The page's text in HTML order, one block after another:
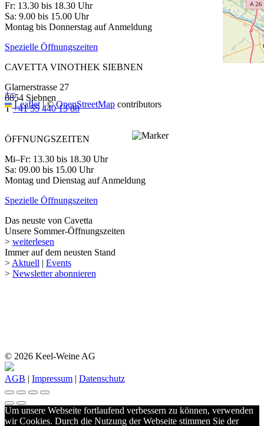
+−
Leaflet |©OpenStreetMap contributors
Fr: 13.30 bis 18.30 Uhr
Sa: 9.00 bis 15.00 Uhr
Montag bis Donnerstag auf Anmeldung
Spezielle Öffnungszeiten
CAVETTA VINOTHEK SIEBNEN
Glarnerstrasse 27
8854 Siebnen
T+41 55 440 13 88
ÖFFNUNGSZEITEN
Mi–Fr: 13.30 bis 18.30 Uhr
Sa: 09.00 bis 15.00 Uhr
Montag und Dienstag auf Anmeldung
Spezielle Öffnungszeiten
Das neuste von Cavetta
Unsere Sommer-Öffnungszeiten
> weiterlesen
Immer auf dem neusten Stand
> Aktuell | Events
> Newsletter abonnieren
© 2026 Keel-Weine AG
AGB | Impressum | Datenschutz
Um unsere Webseite fortlaufend verbessern zu können, verwenden
wir Cookies. Durch die Nutzung der Webseite stimmen Sie der